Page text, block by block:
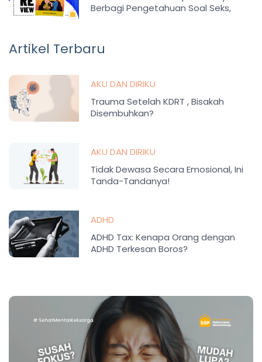
Berbagi Pengetahuan Soal Seks,
Artikel Terbaru
AKU DAN DIRIKU
Trauma Setelah KDRT , Bisakah
Disembuhkan?
AKU DAN DIRIKU
Tidak Dewasa Secara Emosional, Ini
Tanda-Tandanya!
ADHD
ADHD Tax: Kenapa Orang dengan
ADHD Terkesan Boros?